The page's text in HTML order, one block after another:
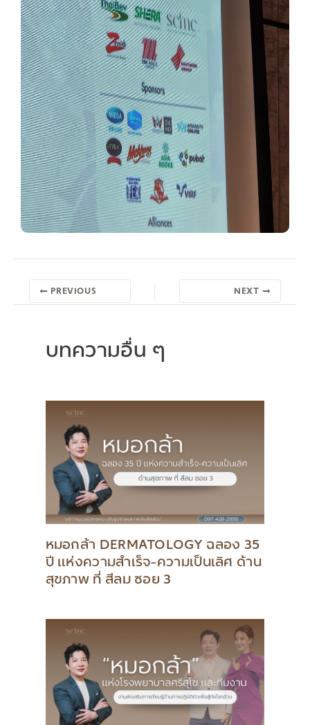
PREVIOUS NEXT
บทความอื่น ๆ
หมอกล้า DERMATOLOGY ฉลอง 35
ปี แห่งความสำเร็จ-ความเป็นเลิศ ด้าน
สุขภาพ ที่ สีลม ซอย 3